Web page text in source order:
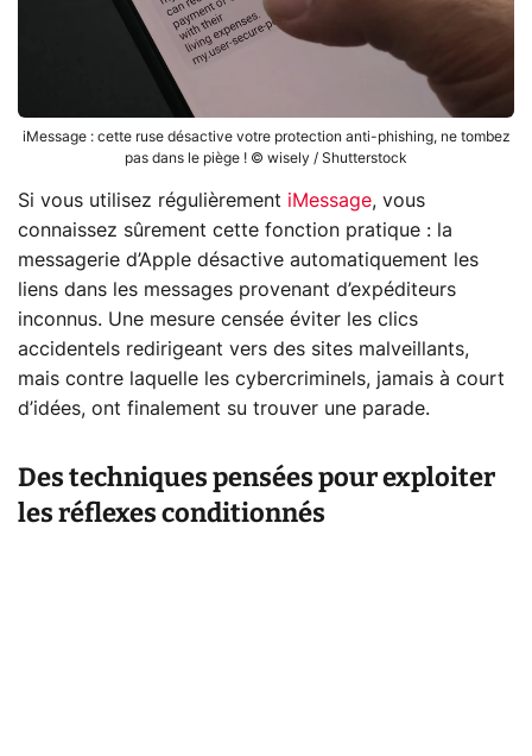
iMessage : cette ruse désactive votre protection anti-phishing, ne tombez
pas dans le piège ! © wisely / Shutterstock
Si vous utilisez régulièrement iMessage, vous
connaissez sûrement cette fonction pratique : la
messagerie d’Apple désactive automatiquement les
liens dans les messages provenant d’expéditeurs
inconnus. Une mesure censée éviter les clics
accidentels redirigeant vers des sites malveillants,
mais contre laquelle les cybercriminels, jamais à court
d’idées, ont finalement su trouver une parade.
Des techniques pensées pour exploiter
les réflexes conditionnés